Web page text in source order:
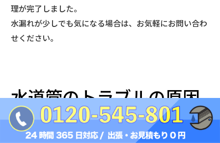
理が完了しました。
水漏れが少しでも気になる場合は、お気軽にお問い合わ
せください。
水道管のトラブルの原因